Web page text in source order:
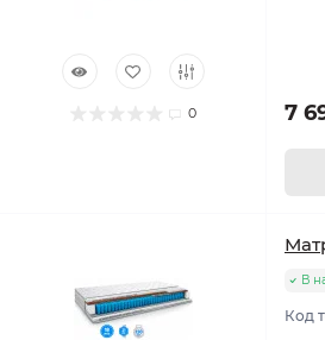
0 7
В
Код